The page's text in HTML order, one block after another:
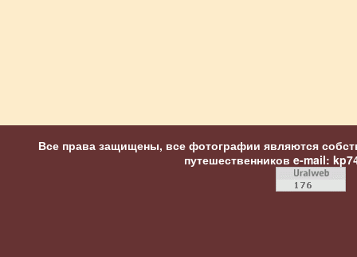
Все права защищены, все фотографии являются
путешественников e-mail: